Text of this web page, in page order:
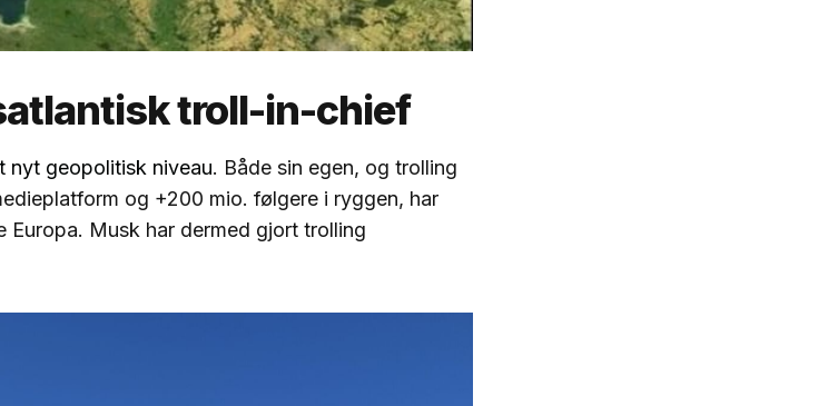
troll-in-chief
nyt geopolitisk niveau. Både sin egen, og trolling
og +200 mio. følgere i ryggen, har
Europa. Musk har dermed gjort trolling